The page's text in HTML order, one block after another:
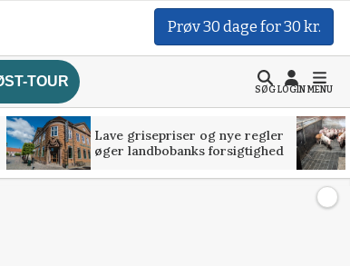
Prøv 30 dage for 30 kr.
TOUR
SØGLOGINMENU
Lave grisepriser og nye regler
øger landbobanks forsigtighed